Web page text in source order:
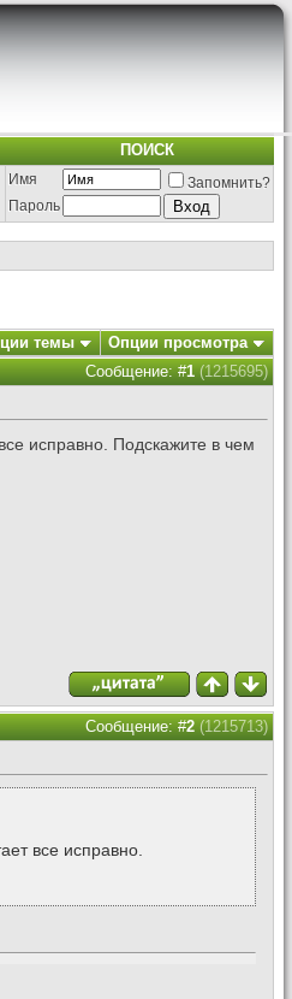
ПОИСК
Имя
Запомнить?
Пароль
темы
Опции просмотра
Сообщение: #1(1215695)
исправно. Подскажите в чем
Сообщение: #2(1215713)
все исправно.